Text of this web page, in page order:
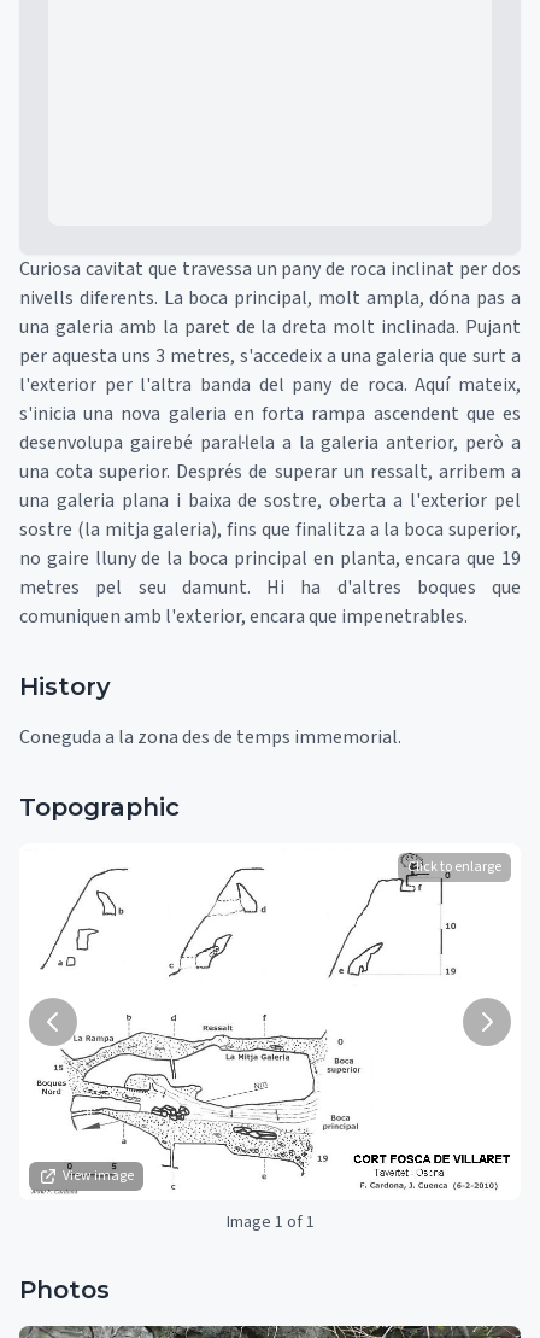
Curiosa cavitat que travessa un pany de roca inclinat per dos
nivells diferents. La boca principal, molt ampla, dóna pas a
una galeria amb la paret de la dreta molt inclinada. Pujant
per aquesta uns 3 metres, s'accedeix a una galeria que surt a
l'exterior per l'altra banda del pany de roca. Aquí mateix,
s'inicia una nova galeria en forta rampa ascendent que es
desenvolupa gairebé paral·lela a la galeria anterior, però a
una cota superior. Després de superar un ressalt, arribem a
una galeria plana i baixa de sostre, oberta a l'exterior pel
sostre (la mitja galeria), fins que finalitza a la boca superior,
no gaire lluny de la boca principal en planta, encara que 19
metres pel seu damunt. Hi ha d'altres boques que
comuniquen amb l'exterior, encara que impenetrables.
History
Coneguda a la zona des de temps immemorial.
Topographic
View image
Click to enlarge
Image 1 of 1
Photos